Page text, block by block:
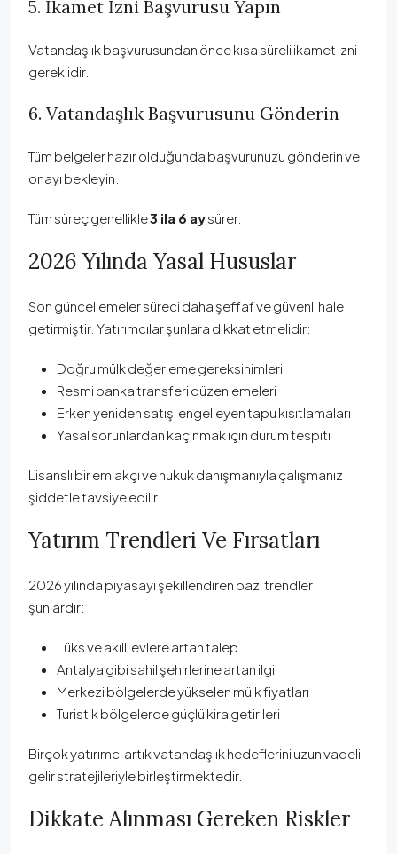
5. İkamet İzni Başvurusu Yapın
Vatandaşlık başvurusundan önce kısa süreli ikamet izni
gereklidir.
6. Vatandaşlık Başvurusunu Gönderin
Tüm belgeler hazır olduğunda başvurunuzu gönderin ve
onayı bekleyin.
Tüm süreç genellikle3 ila 6 aysürer.
2026 Yılında Yasal Hususlar
Son güncellemeler süreci daha şeffaf ve güvenli hale
getirmiştir. Yatırımcılar şunlara dikkat etmelidir:
Doğru mülk değerleme gereksinimleri
Resmi banka transferi düzenlemeleri
Erken yeniden satışı engelleyen tapu kısıtlamaları
Yasal sorunlardan kaçınmak için durum tespiti
Lisanslı bir emlakçı ve hukuk danışmanıyla çalışmanız
şiddetle tavsiye edilir.
Yatırım Trendleri Ve Fırsatları
2026 yılında piyasayı şekillendiren bazı trendler
şunlardır:
Lüks ve akıllı evlere artan talep
Antalya gibi sahil şehirlerine artan ilgi
Merkezi bölgelerde yükselen mülk fiyatları
Turistik bölgelerde güçlü kira getirileri
Birçok yatırımcı artık vatandaşlık hedeflerini uzun vadeli
gelir stratejileriyle birleştirmektedir.
Dikkate Alınması Gereken Riskler